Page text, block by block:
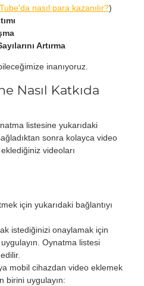
nasıl para kazanılır?)
Artırma
inanıyoruz.
Nasıl Katkıda
listesine yukarıdaki
sonra kolayca video
videoları
için yukarıdaki bağlantıyı
istediğinizi onaylamak için
Oynatma listesi
mobil cihazdan video eklemek
birini uygulayın: